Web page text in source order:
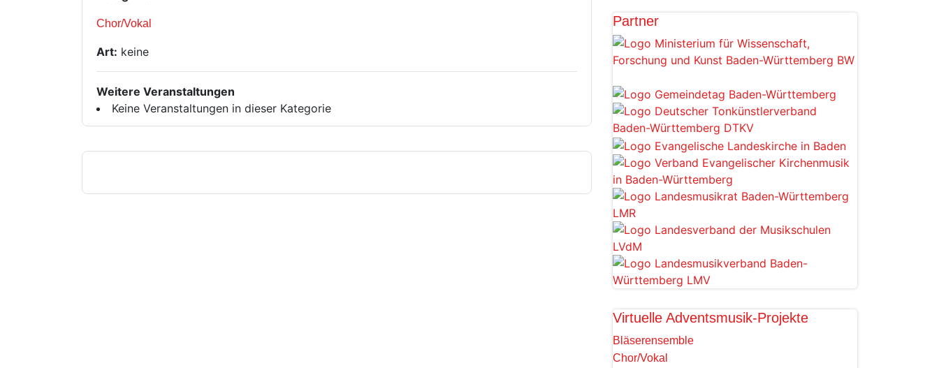
Chor/Vokal
Art: keine
Weitere Veranstaltungen
Keine Veranstaltungen in dieser Kategorie
Partner
Virtuelle Adventsmusik-Projekte
Bläserensemble
Chor/Vokal